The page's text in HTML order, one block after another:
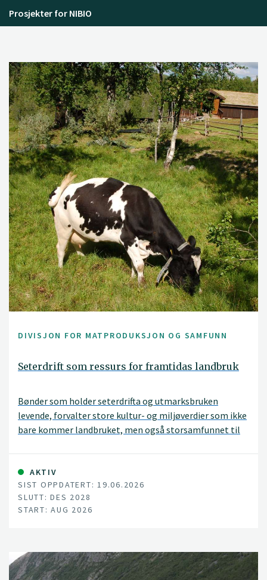
Prosjekter for NIBIO
DIVISJON FOR MATPRODUKSJON OG SAMFUNN
Seterdrift som ressurs for framtidas landbruk
Bønder som holder seterdrifta og utmarksbruken
levende, forvalter store kultur- og miljøverdier som ikke
bare kommer landbruket, men også storsamfunnet til
seterlandskapet, og bidrar til å opprettholde et
attraktivt kulturlandskap og et stort biologisk
mangfold.
AKTIV
SIST OPPDATERT: 19.06.2026
SLUTT: DES 2028
START: AUG 2026